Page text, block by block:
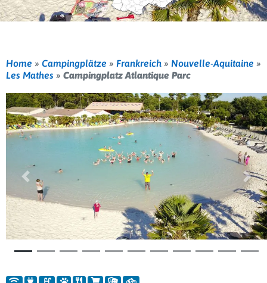
Home » Campingplätze » Frankreich » Nouvelle-Aquitaine »
Les Mathes » Campingplatz Atlantique Parc
Vorherige